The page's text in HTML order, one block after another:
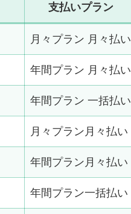
支払いプラン
月々プラン 月々払い
年間プラン 月々払い
年間プラン 一括払い
月々プラン月々払い
年間プラン月々払い
年間プラン一括払い